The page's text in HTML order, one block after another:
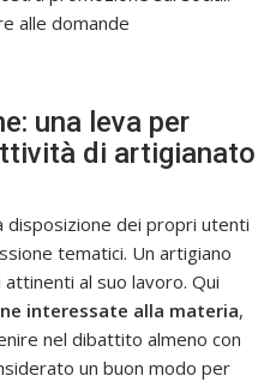
alle domande
una leva per
di artigianato
disposizione dei propri utenti
tematici. Un artigiano
al suo lavoro. Qui
interessate alla materia,
nel dibattito almeno con
un buon modo per